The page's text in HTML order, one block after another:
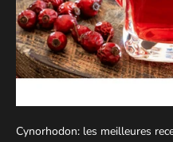
Cynorhodon: les meilleures